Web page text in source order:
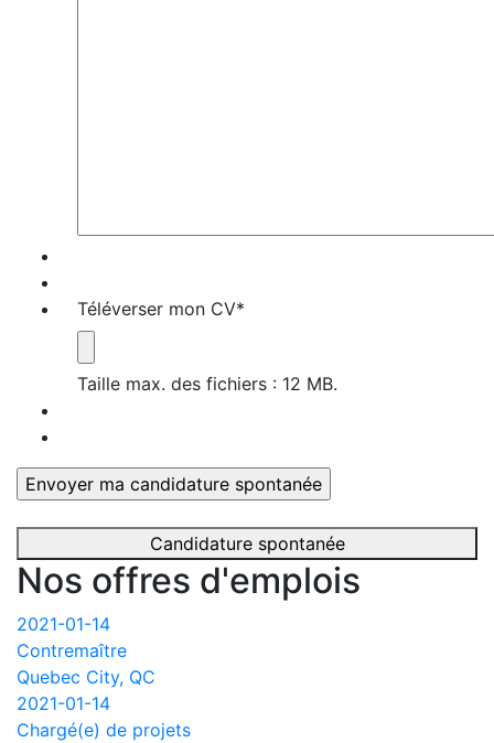
Téléverser mon CV*
Taille max. des fichiers : 12 MB.
Candidature spontanée
Nos offres d'emplois
2021-01-14
Contremaître
Quebec City, QC
2021-01-14
Chargé(e) de projets